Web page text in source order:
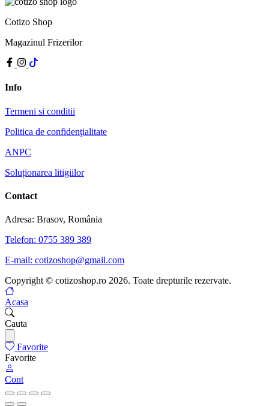
Cotizo Shop
Magazinul Frizerilor
Info
Termeni si conditii
Politica de confidenţialitate
ANPC
Soluționarea litigiilor
Contact
Adresa: Brasov, România
Telefon: 0755 389 389
E-mail: cotizoshop@gmail.com
Copyright © cotizoshop.ro 2026. Toate drepturile rezervate.
Acasa
Cauta
Favorite
Favorite
Cont